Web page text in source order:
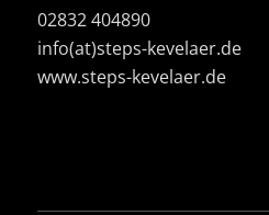
02832 404890
info(at)steps-kevelaer.de
www.steps-kevelaer.de